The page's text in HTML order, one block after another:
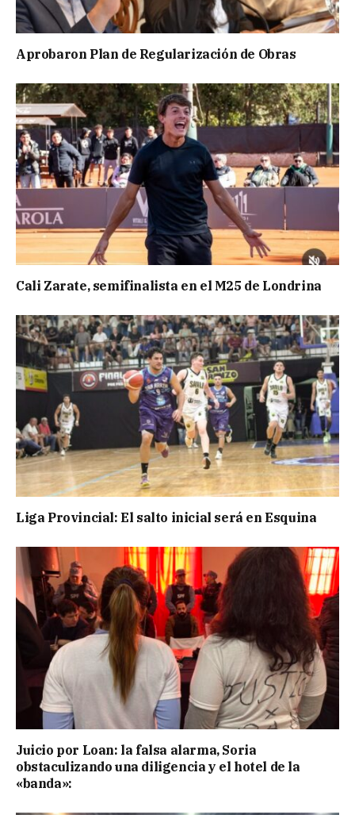
Aprobaron Plan de Regularización de Obras
Cali Zarate, semifinalista en el M25 de Londrina
Liga Provincial: El salto inicial será en Esquina
Juicio por Loan: la falsa alarma, Soria
obstaculizando una diligencia y el hotel de la
«banda»: